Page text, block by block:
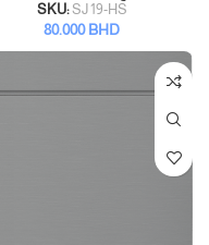
SKU:SJ 19-HS
80.000BHD